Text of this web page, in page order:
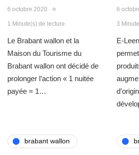
6 octobre 2020
1 Minute(s) de lecture
Le Brabant wallon et la
Maison du Tourisme du
Brabant wallon ont décidé de
prolonger l’action « 1 nuitée
payée = 1…
6
3
E-
brabant wallon